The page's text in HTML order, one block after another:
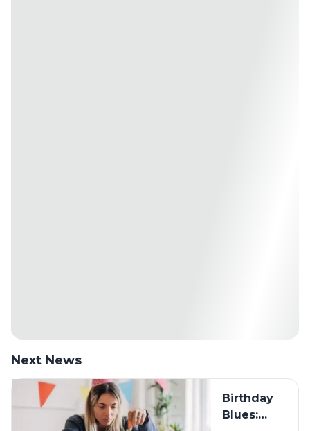
Next News
Birthday
Blues: